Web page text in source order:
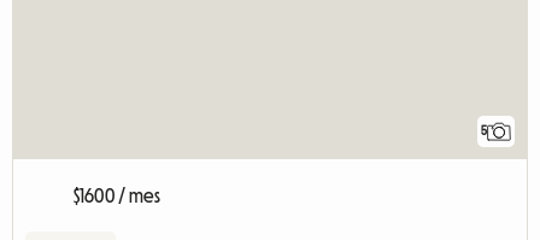
5
$1600 / mes